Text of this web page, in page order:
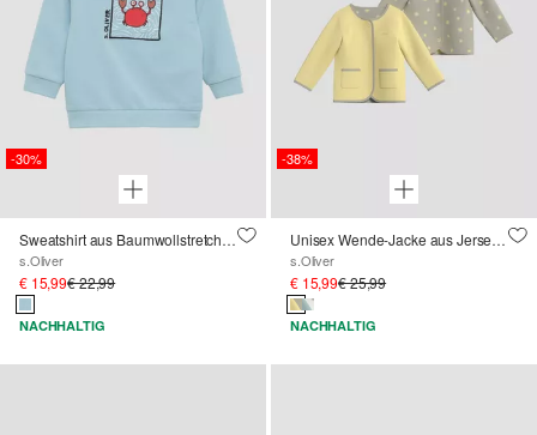
-30%
Sweatshirt aus Baumwollstretch mit Frontprint
s.Oliver
€ 15,99€ 22,99
NACHHALTIG
-38%
Unisex Wende-Jacke aus Jersey mit All-over-Print
s.Oliver
€ 15,99€ 25,99
NACHHALTIG